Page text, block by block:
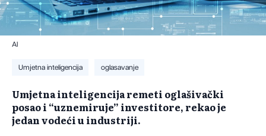
AI
Umjetna inteligencija oglasavanje
Umjetna inteligencija remeti oglašivački
posao i “uznemiruje” investitore, rekao je
jedan vodeći u industriji.